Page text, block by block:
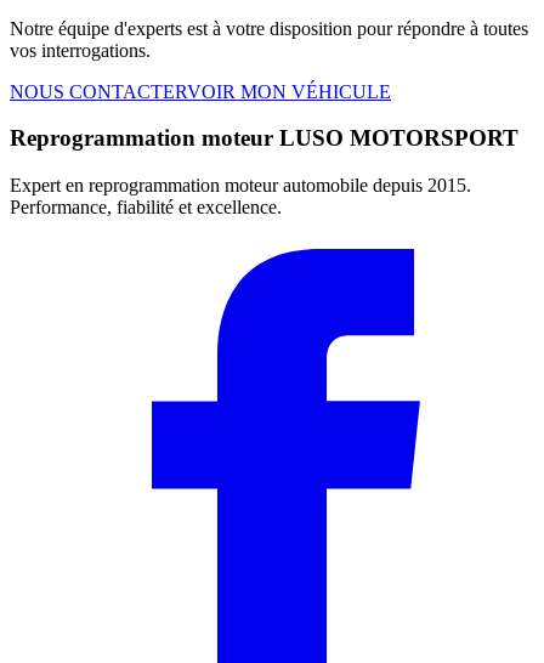
Notre équipe d'experts est à votre disposition pour répondre à toutes
vos interrogations.
NOUS CONTACTERVOIR MON VÉHICULE
Reprogrammation moteur LUSO MOTORSPORT
Expert en reprogrammation moteur automobile depuis 2015.
Performance, fiabilité et excellence.